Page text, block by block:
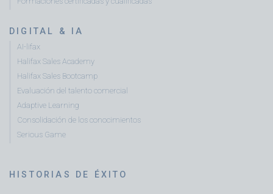
DIGITAL & IA
AI-lifax
Halifax Sales Academy
Halifax Sales Bootcamp
Evaluación del talento comercial
Adaptive Learning
Consolidación de los conocimientos
Serious Game
HISTORIAS DE ÉXITO